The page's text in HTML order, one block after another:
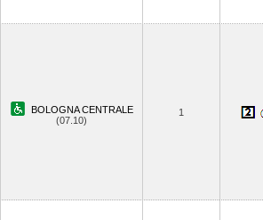
BOLOGNA CENTRALE
(07.10)
1